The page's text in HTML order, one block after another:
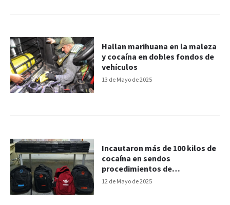
13 de Mayo de 2025
Hallan marihuana en la maleza
y cocaína en dobles fondos de
vehículos
12 de Mayo de 2025
Incautaron más de 100 kilos de
cocaína en sendos
procedimientos de
Gendarmería